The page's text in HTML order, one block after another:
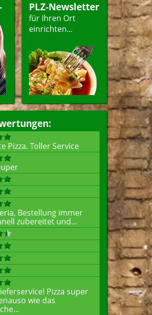
PLZ-Newsletter
für Ihren Ort
einrichten...
Pizza. Toller Service
Bestellung immer
zubereitet und...
Pizza super
wie das